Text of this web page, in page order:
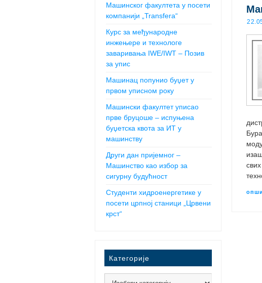
Машинског факултета у посети
компанији „Transfera“
Курс за међународне
инжењере и технологе
заваривања IWE/IWT – Позив
за упис
Машинац попунио буџет у
првом уписном року
Машински факултет уписао
прве бруцоше – испуњена
буџетска квота за ИТ у
машинству
Други дан пријемног –
Машинство као избор за
сигурну будућност
Студенти хидроенергетике у
посети црпној станици „Црвени
крст“
Категорије